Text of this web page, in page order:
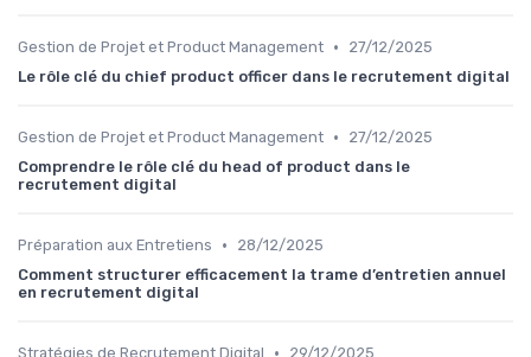
Gestion de Projet et Product Management •
27/12/2025
Le rôle clé du chief product officer dans le recrutement digital
Gestion de Projet et Product Management •
27/12/2025
Comprendre le rôle clé du head of product dans le
recrutement digital
Préparation aux Entretiens •
28/12/2025
Comment structurer efficacement la trame d’entretien annuel
en recrutement digital
Stratégies de Recrutement Digital
29/12/2025